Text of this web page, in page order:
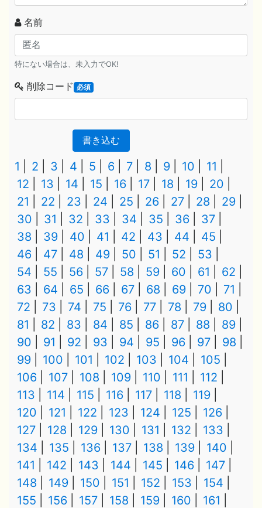
名前
特にない場合は、未入力でOK!
削除コード 必須
書き込む
1 2 3 4 5 6 7 8 9 10
11
12
13 14 15 16 17 18 19
20
21
22 23 24 25 26 27 28
29
30
31 32 33 34 35 36
37
38
39 40 41 42 43 44
45
46
47 48 49 50 51 52
53
54
55 56 57 58 59 60 61
62
63
64 65 66 67 68 69 70
71
72
73 74 75 76 77 78 79
80
81
82 83 84 85 86 87 88
89
90
91 92 93 94 95 96 97
98
99
100 101 102 103 104
105
106
107 108 109 110 111
112
113
114 115 116 117 118
119
120
121 122 123 124 125
126
127
128 129 130 131 132
133
134
135 136 137 138 139
140
141
142 143 144 145 146
147
148
149 150 151 152 153
154
155
156 157 158 159 160
161